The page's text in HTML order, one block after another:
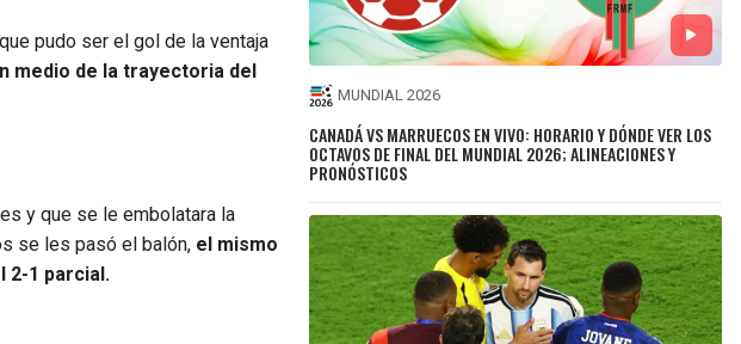
pudo ser el gol de la ventaja
medio de la trayectoria del
y que se le embolatara la
se les pasó el balón, el mismo
2-1 parcial.
MUNDIAL 2026
CANADÁ VS MARRUECOS EN VIVO: HORARIO Y DÓNDE VER LOS
OCTAVOS DE FINAL DEL MUNDIAL 2026; ALINEACIONES Y
PRONÓSTICOS